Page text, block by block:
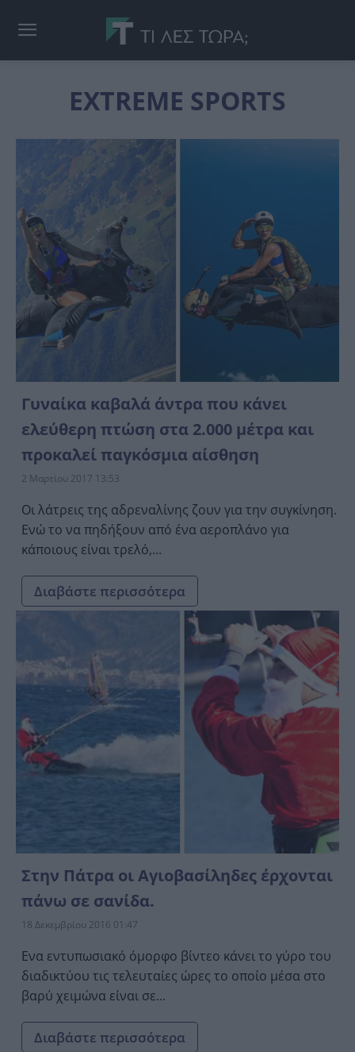
EXTREME SPORTS
Γυναίκα καβαλά άντρα που κάνει
ελεύθερη πτώση στα 2.000 μέτρα και
προκαλεί παγκόσμια αίσθηση
2 Μαρτίου 2017 13:53
Οι λάτρεις της αδρεναλίνης ζουν για την συγκίνηση.
Ενώ το να πηδήξουν από ένα αεροπλάνο για
κάποιους είναι τρελό,...
Διαβάστε περισσότερα
Στην Πάτρα οι Αγιοβασίληδες έρχονται
πάνω σε σανίδα.
18 Δεκεμβρίου 2016 01:47
Ενα εντυπωσιακό όμορφο βίντεο κάνει το γύρο του
διαδικτύου τις τελευταίες ώρες το οποίο μέσα στο
βαρύ χειμώνα είναι σε...
Διαβάστε περισσότερα